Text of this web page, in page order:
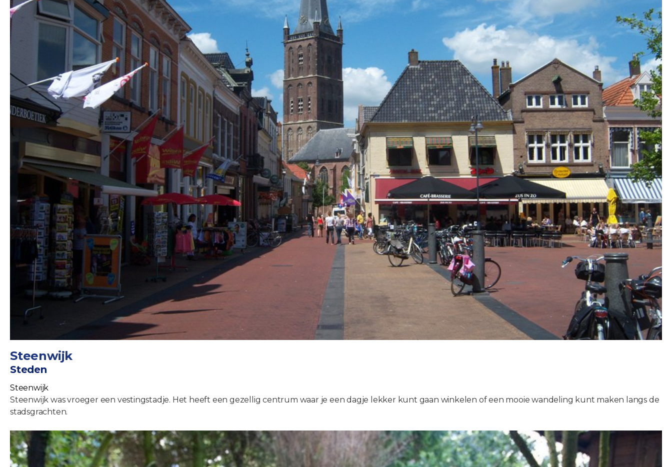
Steenwijk
Steden
Steenwijk
Steenwijk was vroeger een vestingstadje. Het heeft een gezellig centrum waar je een dagje lekker kunt gaan winkelen of een mooie wandeling kunt maken langs de
stadsgrachten.